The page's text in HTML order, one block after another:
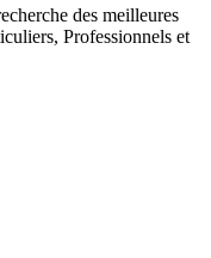
des meilleures
Professionnels et